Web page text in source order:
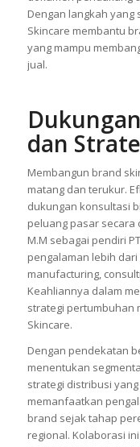
Dengan langkah yang
Skincare membantu
yang mampu
jual.
dan
Membangun brand
matang dan terukur.
dukungan konsultasi
peluang pasar secara
M.M sebagai pendiri
pengalaman lebih
manufacturing,
Keahliannya dalam
strategi pertumbuhan
Skincare.
Dengan pendekatan
menentukan
strategi distribusi
memanfaatkan
brand sejak tahap
regional. Kolaborasi